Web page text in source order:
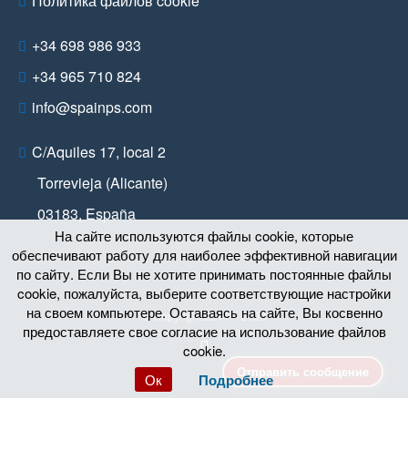
+34 698 986 933
+34 965 710 824
info@spainps.com
C/Aquiles 17, local 2
Torrevieja (Alicante)
03183, España
© Copyright 2011 – 2026
На сайте используются файлы cookie, которые
обеспечивают работу для наиболее эффективной навигации
по сайту. Если Вы не хотите принимать постоянные файлы
cookie, пожалуйста, выберите соответствующие настройки
на своем компьютере. Оставаясь на сайте, Вы косвенно
предоставляете свое согласие на использование файлов
cookie.
Ок
ПодробнееОтправить сообщение